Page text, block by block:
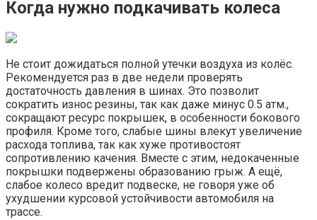
Когда нужно подкачивать колеса
Не стоит дожидаться полной утечки воздуха из колёс.
Рекомендуется раз в две недели проверять
достаточность давления в шинах. Это позволит
сократить износ резины, так как даже минус 0.5 атм.,
сокращают ресурс покрышек, в особенности бокового
профиля. Кроме того, слабые шины влекут увеличение
расхода топлива, так как хуже противостоят
сопротивлению качения. Вместе с этим, недокаченные
покрышки подвержены образованию грыж. А ещё,
слабое колесо вредит подвеске, не говоря уже об
ухудшении курсовой устойчивости автомобиля на
трассе.